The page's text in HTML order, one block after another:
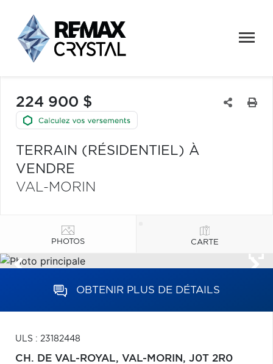
224 900 $
TERRAIN (RÉSIDENTIEL) À
VENDRE
VAL-MORIN
PHOTOS CARTE
OBTENIR PLUS DE DÉTAILS
ULS : 23182448
CH. DE VAL-ROYAL, VAL-MORIN, J0T 2R0